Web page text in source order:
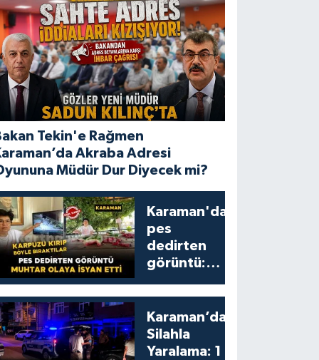
Tekin'e Rağmen
Akraba Adresi
Müdür Dur Diyecek mi?
Karaman'da
pes
dedirten
görüntü:
yumruklayıp
yediler,
artıklarını
kamelyada
Karaman’da
Silahla
Yaralama: 1